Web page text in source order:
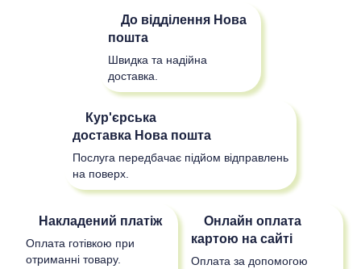
До відділення Нова
пошта
Швидка та надійна
доставка.
Кур'єрська
доставка Нова пошта
Послуга передбачає підйом відправлень
на поверх.
Накладений платіж
Оплата готівкою при
отриманні товару.
Онлайн оплата
картою на сайті
Оплата за допомогою